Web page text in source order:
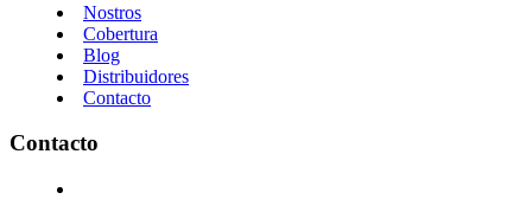
Nostros
Cobertura
Blog
Distribuidores
Contacto
Contacto